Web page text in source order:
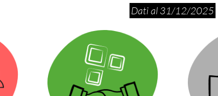
Dati al 31/12/2025